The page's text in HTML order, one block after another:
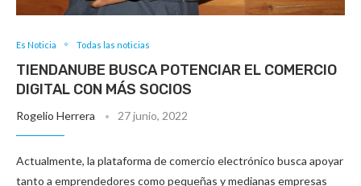
Es Noticia Todas las noticias
TIENDANUBE BUSCA POTENCIAR EL COMERCIO
DIGITAL CON MÁS SOCIOS
Rogelio Herrera 27 junio, 2022
Actualmente, la plataforma de comercio electrónico busca apoyar
tanto a emprendedores como pequeñas y medianas empresas